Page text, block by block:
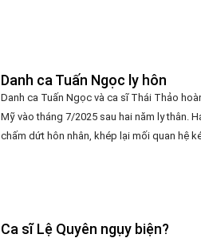
Danh ca Tuấn Ngọc ly hôn
Danh ca Tuấn Ngọc và ca sĩ Thái Thảo
Mỹ vào tháng 7/2025 sau hai năm ly thân.
chấm dứt hôn nhân, khép lại mối quan hệ
Ca sĩ Lệ Quyên ngụy biện?